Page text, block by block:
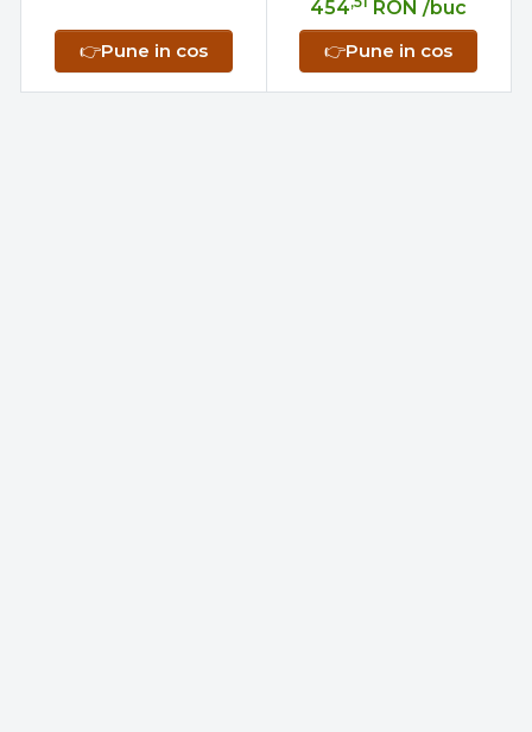
👉Pune in cos
454 RON /buc
👉Pune in cos